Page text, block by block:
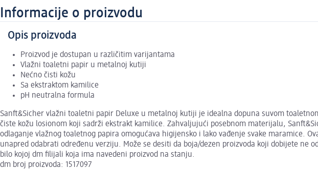
Informacije o proizvodu
Opis proizvoda
Proizvod je dostupan u različitim varijantama
Vlažni toaletni papir u metalnoj kutiji
Nećno čisti kožu
Sa ekstraktom kamilice
pH neutralna formula
Sanft&Sicher vlažni toaletni papir Deluxe u metalnoj kutiji je idealna dopuna suvom
čiste kožu losionom koji sadrži ekstrakt kamilice. Zahvaljujući posebnom materijalu,
odlaganje vlažnog toaletnog papira omogućava higijensko i lako vađenje svake maramice.
unapred odabrati određenu verziju. Može se desiti da boja/dezen proizvoda koji dobijete
bilo kojoj dm filijali koja ima navedeni proizvod na stanju.
dm broj proizvoda: 1517097